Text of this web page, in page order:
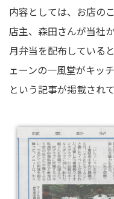
内容としては、お店の
店主、森田さんが当社
月弁当を配布している
ェーンの一風堂がキッ
という記事が掲載されて